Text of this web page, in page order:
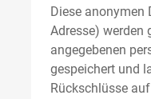
Diese anonymen
Adresse) werden
angegebenen
gespeichert und
Rückschlüsse